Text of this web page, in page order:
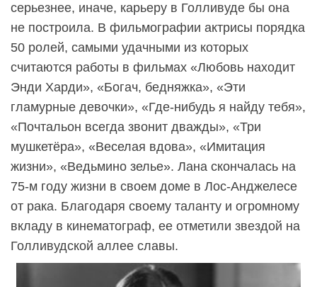
серьезнее, иначе, карьеру в Голливуде бы она
не построила. В фильмографии актрисы порядка
50 ролей, самыми удачными из которых
считаются работы в фильмах «Любовь находит
Энди Харди», «Богач, бедняжка», «Эти
гламурные девочки», «Где-нибудь я найду тебя»,
«Почтальон всегда звонит дважды», «Три
мушкетёра», «Веселая вдова», «Имитация
жизни», «Ведьмино зелье». Лана скончалась на
75-м году жизни в своем доме в Лос-Анджелесе
от рака. Благодаря своему таланту и огромному
вкладу в кинематограф, ее отметили звездой на
Голливудской аллее славы.